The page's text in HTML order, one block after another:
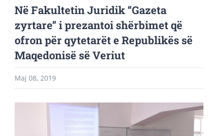
Në Fakultetin Juridik “Gazeta
zyrtare” i prezantoi shërbimet që
ofron për qytetarët e Republikës së
Maqedonisë së Veriut
Maj 08, 2019